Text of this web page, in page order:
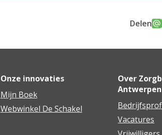
Delen
Onze innovaties
Mijn Boek
Webwinkel De Schakel
Over
Antwerpen
Vacatures